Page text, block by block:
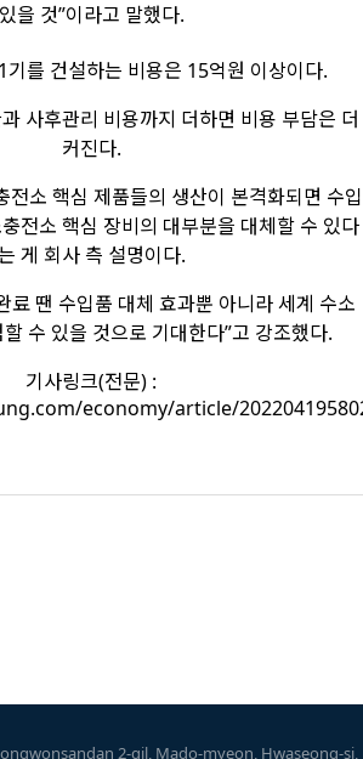
있을 것”이라고 말했다.
기를 건설하는 비용은 15억원 이상이다.
사후관리 비용까지 더하면 비용 부담은 더
커진다.
전소 핵심 제품들의 생산이 본격화되면 수입
전소 핵심 장비의 대부분을 대체할 수 있다
게 회사 측 설명이다.
료 땐 수입품 대체 효과뿐 아니라 세계 수소
수 있을 것으로 기대한다”고 강조했다.
기사링크(전문) :
economy/article/
2-gil, Mado-myeon, Hwaseong-si,